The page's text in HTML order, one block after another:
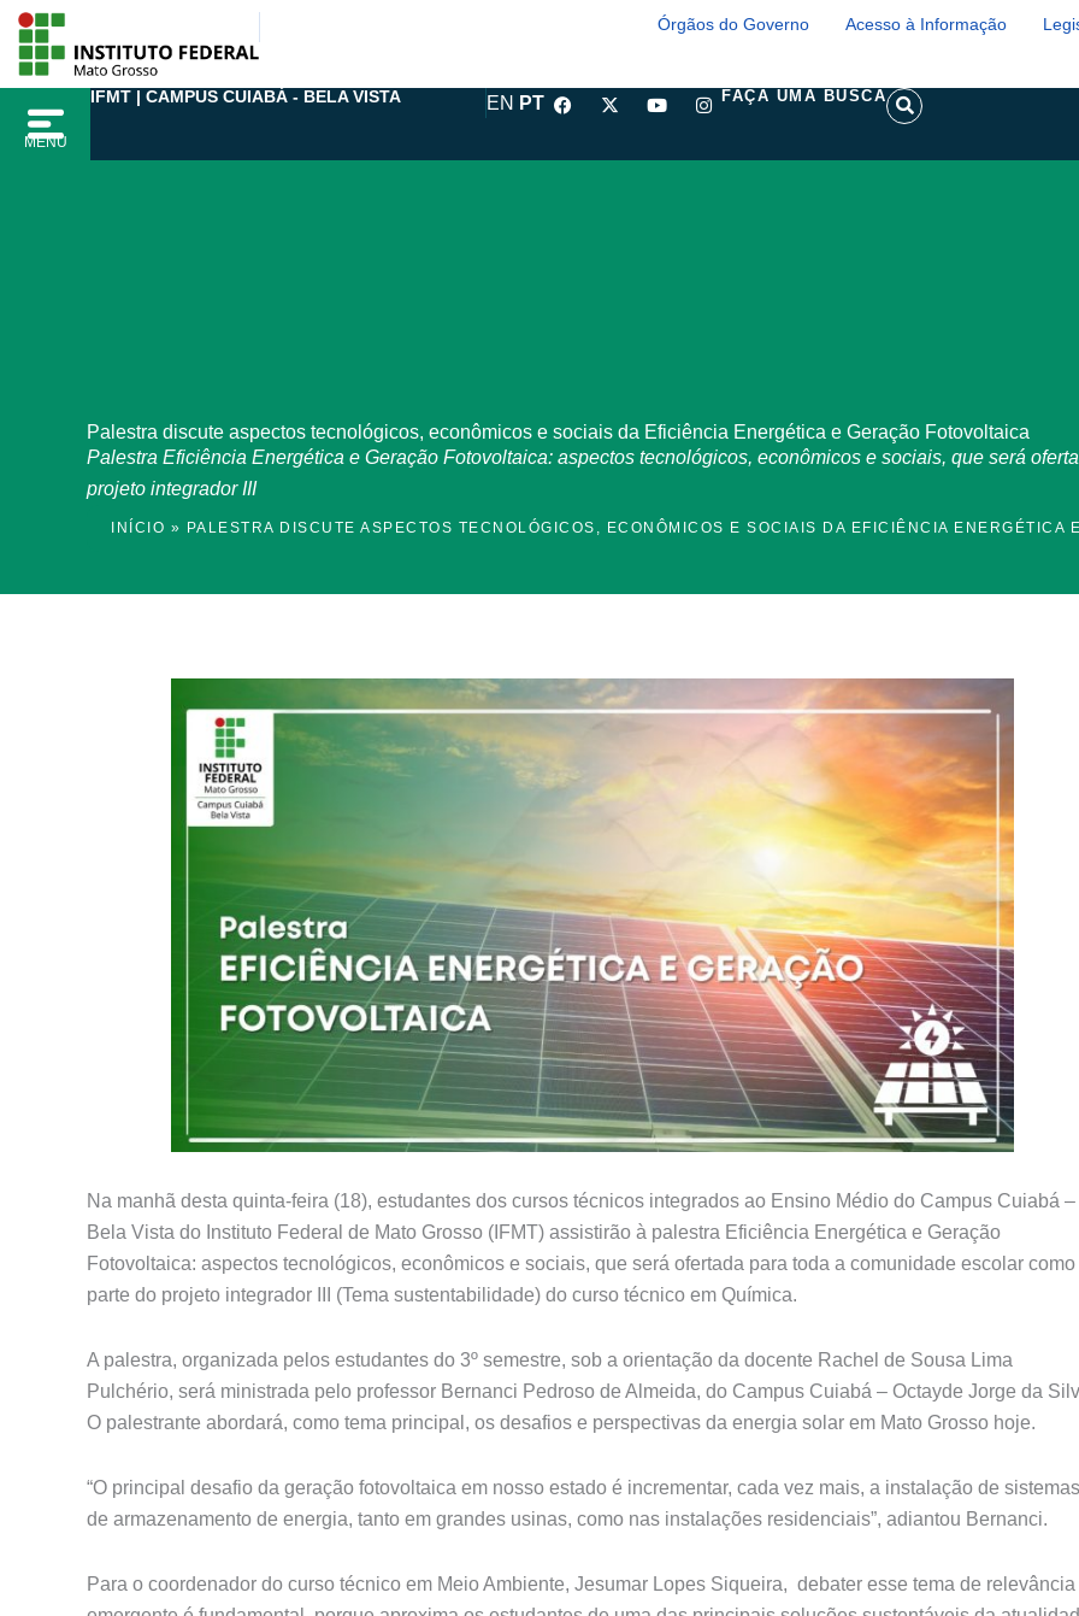
para
conteúdo
Órgãos do Governo Acesso à Informação
MENU
IFMT | CAMPUS CUIABÁ - BELA VISTA EN PT
F
a
X
-
Y
o
I
n
FAÇA UMA BUSCA
S
e
Palestra discute aspectos tecnológicos, econômicos e sociais da Eficiência Energética e Geração Fotovoltaica
Palestra Eficiência Energética e Geração Fotovoltaica: aspectos tecnológicos, econômicos e sociais, que será
projeto integrador III
INÍCIO » PALESTRA DISCUTE ASPECTOS TECNOLÓGICOS, ECONÔMICOS E SOCIAIS DA EFICIÊNCIA ENERGÉTICA
Na manhã desta quinta-feira (18), estudantes dos cursos técnicos integrados ao Ensino Médio do Campus Cuiabá –
Bela Vista do Instituto Federal de Mato Grosso (IFMT) assistirão à palestra Eficiência Energética e Geração
Fotovoltaica: aspectos tecnológicos, econômicos e sociais, que será ofertada para toda a comunidade escolar como
parte do projeto integrador III (Tema sustentabilidade) do curso técnico em Química.
A palestra, organizada pelos estudantes do 3º semestre, sob a orientação da docente Rachel de Sousa Lima
Pulchério, será ministrada pelo professor Bernanci Pedroso de Almeida, do Campus Cuiabá – Octayde Jorge da
O palestrante abordará, como tema principal, os desafios e perspectivas da energia solar em Mato Grosso hoje.
“O principal desafio da geração fotovoltaica em nosso estado é incrementar, cada vez mais, a instalação de sistemas
de armazenamento de energia, tanto em grandes usinas, como nas instalações residenciais”, adiantou Bernanci.
Para o coordenador do curso técnico em Meio Ambiente, Jesumar Lopes Siqueira, debater esse tema de relevância